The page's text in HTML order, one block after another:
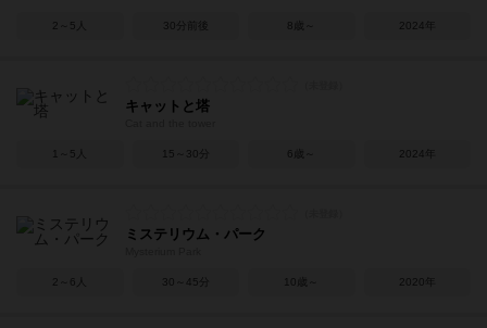
2～5人 30分前後 8歳～ 2024年
キャットと塔
1～5人 15～30分 6歳～ 2024年
ミステリウム・パーク
2～6人 30～45分 10歳～ 2020年